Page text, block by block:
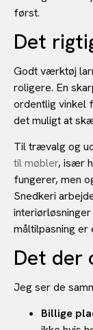
først.
Det
Godt værktøj
roligere. En
ordentlig vinkel
det muligt at
Til trævalg og
til møbler, især
fungerer, men
Snedkeri
måltilpasning er
Det der
Jeg ser de
Billige